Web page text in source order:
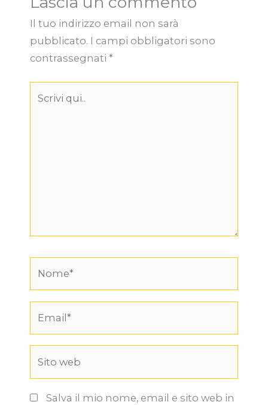
Il tuo indirizzo email non sarà
pubblicato. I campi obbligatori sono
contrassegnati *
Salva il mio nome, email e sito web in